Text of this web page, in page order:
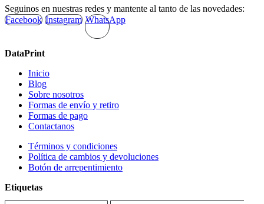
Seguinos en nuestras redes y mantente al tanto de las novedades:
Facebook Instagram WhatsApp
DataPrint
Inicio
Blog
Sobre nosotros
Formas de envío y retiro
Formas de pago
Contactanos
Términos y condiciones
Política de cambios y devoluciones
Botón de arrepentimiento
Etiquetas